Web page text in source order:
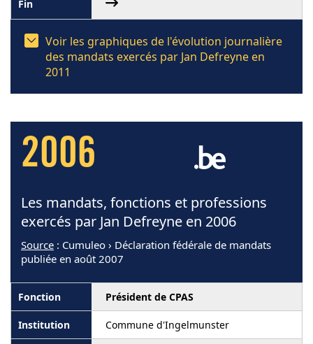
Voir les graphiques de l'évolution journalière
des mandats exercés par Jan Defreyne en
2011
2006
Les mandats, fonctions et professions
exercés par Jan Defreyne en 2006
Source : Cumuleo › Déclaration fédérale de mandats
publiée en août 2007
Président de CPAS
Commune d'Ingelmunster